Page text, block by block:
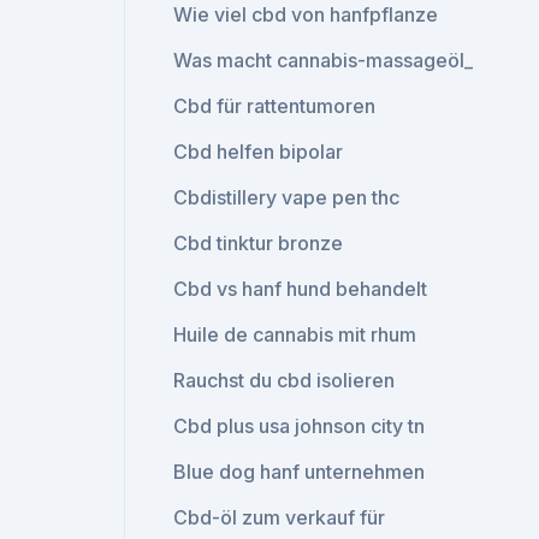
Wie viel cbd von hanfpflanze
Was macht cannabis-massageöl_
Cbd für rattentumoren
Cbd helfen bipolar
Cbdistillery vape pen thc
Cbd tinktur bronze
Cbd vs hanf hund behandelt
Huile de cannabis mit rhum
Rauchst du cbd isolieren
Cbd plus usa johnson city tn
Blue dog hanf unternehmen
Cbd-öl zum verkauf für